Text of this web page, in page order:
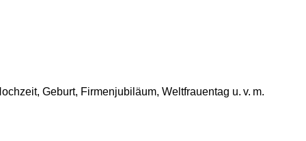
Geburt, Firmenjubiläum, Weltfrauentag u. v. m.